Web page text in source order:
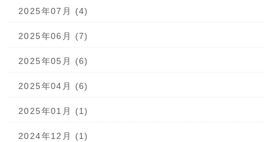
2025年07月 (4)
2025年06月 (7)
2025年05月 (6)
2025年04月 (6)
2025年01月 (1)
2024年12月 (1)